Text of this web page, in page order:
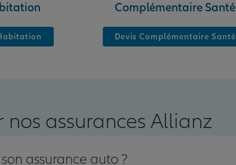
Complémentaire Santé
Devis Complémentaire Santé
assurances Allianz
assurance auto ?